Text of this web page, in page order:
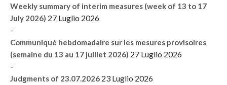
Weekly summary of interim measures (week of 13 to 17
July 2026) 27 Luglio 2026
-
Communiqué hebdomadaire sur les mesures provisoires
(semaine du 13 au 17 juillet 2026) 27 Luglio 2026
-
Judgments of 23.07.2026 23 Luglio 2026